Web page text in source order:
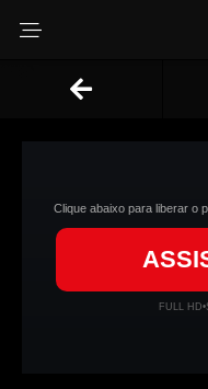
Clique abaixo para liberar o
FULL HD•